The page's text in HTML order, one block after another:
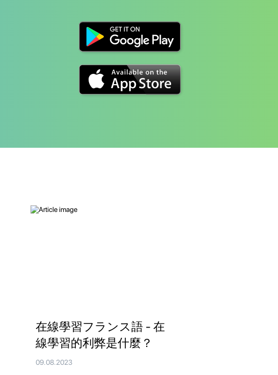
在線學習フランス語 - 在
線學習的利弊是什麼？
09.08.2023